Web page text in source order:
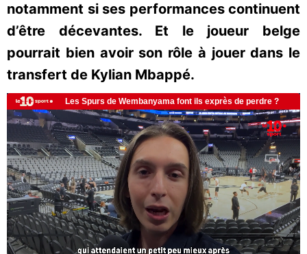
notamment si ses performances continuent
d’être décevantes. Et le joueur belge
pourrait bien avoir son rôle à jouer dans le
transfert de Kylian Mbappé.